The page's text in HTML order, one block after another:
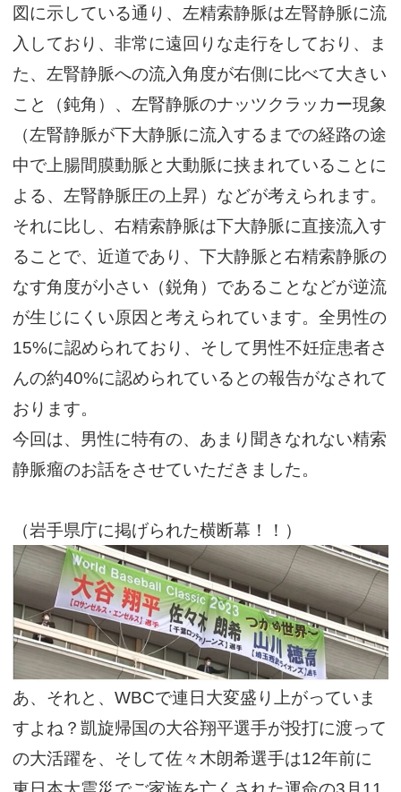
図に示している通り、左精索静脈は左腎静脈に流
入しており、非常に遠回りな走行をしており、ま
た、左腎静脈への流入角度が右側に比べて大きい
こと（鈍角）、左腎静脈のナッツクラッカー現象
（左腎静脈が下大静脈に流入するまでの経路の途
中で上腸間膜動脈と大動脈に挟まれていることに
よる、左腎静脈圧の上昇）などが考えられます。
それに比し、右精索静脈は下大静脈に直接流入す
ることで、近道であり、下大静脈と右精索静脈の
なす角度が小さい（鋭角）であることなどが逆流
が生じにくい原因と考えられています。全男性の
15%に認められており、そして男性不妊症患者さ
んの約40%に認められているとの報告がなされて
おります。
今回は、男性に特有の、あまり聞きなれない精索
静脈瘤のお話をさせていただきました。
（岩手県庁に掲げられた横断幕！！）
あ、それと、WBCで連日大変盛り上がっていま
すよね？凱旋帰国の大谷翔平選手が投打に渡って
の大活躍を、そして佐々木朗希選手は12年前に